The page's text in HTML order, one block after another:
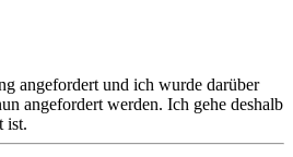
angefordert und ich wurde darüber
angefordert werden. Ich gehe deshalb
ist.